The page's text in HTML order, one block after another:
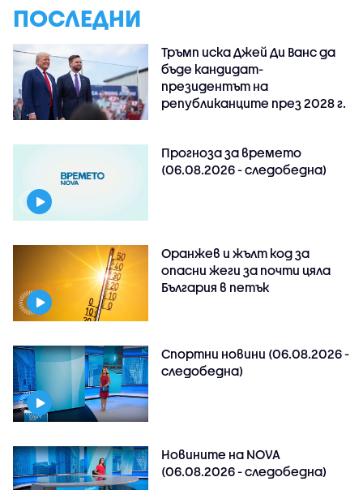
ПОСЛЕДНИ
Тръмп иска Джей Ди Ванс да
бъде кандидат-
президентът на
републиканците през 2028 г.
Прогноза за времето
(06.08.2026 - следобедна)
Оранжев и жълт код за
опасни жеги за почти цяла
България в петък
Спортни новини (06.08.2026 -
следобедна)
Новините на NOVA
(06.08.2026 - следобедна)